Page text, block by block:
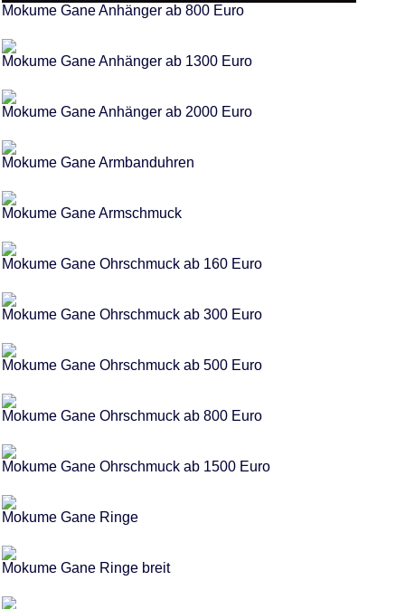
Mokume Gane Anhänger ab 800 Euro
Mokume Gane Anhänger ab 1300 Euro
Mokume Gane Anhänger ab 2000 Euro
Mokume Gane Armbanduhren
Mokume Gane Armschmuck
Mokume Gane Ohrschmuck ab 160 Euro
Mokume Gane Ohrschmuck ab 300 Euro
Mokume Gane Ohrschmuck ab 500 Euro
Mokume Gane Ohrschmuck ab 800 Euro
Mokume Gane Ohrschmuck ab 1500 Euro
Mokume Gane Ringe
Mokume Gane Ringe breit